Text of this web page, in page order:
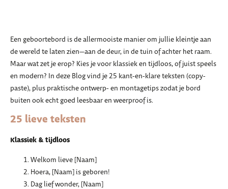
Een geboortebord is de allermooiste manier om jullie kleintje aan
de wereld te laten zien—aan de deur, in de tuin of achter het raam.
Maar wat zet je erop? Kies je voor klassiek en tijdloos, of juist speels
en modern? In deze Blog vind je 25 kant-en-klare teksten (copy-
paste), plus praktische ontwerp- en montagetips zodat je bord
buiten ook echt goed leesbaar en weerproof is.
25 lieve teksten
Klassiek & tijdloos
Welkom lieve [Naam]
Hoera, [Naam] is geboren!
Dag lief wonder, [Naam]